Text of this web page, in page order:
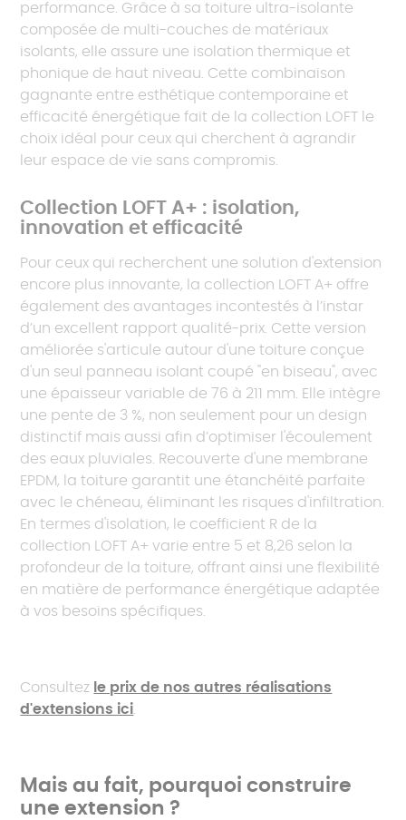
performance. Grâce à sa toiture ultra-isolante
composée de multi-couches de matériaux
isolants, elle assure une isolation thermique et
phonique de haut niveau. Cette combinaison
gagnante entre esthétique contemporaine et
efficacité énergétique fait de la collection LOFT le
choix idéal pour ceux qui cherchent à agrandir
leur espace de vie sans compromis.
Collection LOFT A+ : isolation,
innovation et efficacité
Pour ceux qui recherchent une solution d'extension
encore plus innovante, la collection LOFT A+ offre
également des avantages incontestés à l’instar
d’un excellent rapport qualité-prix. Cette version
améliorée s'articule autour d'une toiture conçue
d'un seul panneau isolant coupé "en biseau", avec
une épaisseur variable de 76 à 211 mm. Elle intègre
une pente de 3 %, non seulement pour un design
distinctif mais aussi afin d’optimiser l'écoulement
des eaux pluviales. Recouverte d'une membrane
EPDM, la toiture garantit une étanchéité parfaite
avec le chéneau, éliminant les risques d'infiltration.
En termes d'isolation, le coefficient R de la
collection LOFT A+ varie entre 5 et 8,26 selon la
profondeur de la toiture, offrant ainsi une flexibilité
en matière de performance énergétique adaptée
à vos besoins spécifiques.
Consultez le prix de nos autres réalisations
d'extensions ici.
Mais au fait, pourquoi construire
une extension ?